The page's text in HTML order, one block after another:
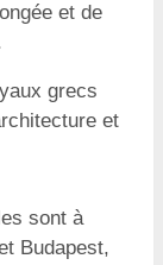
et de
grecs
et
sont à
Budapest,